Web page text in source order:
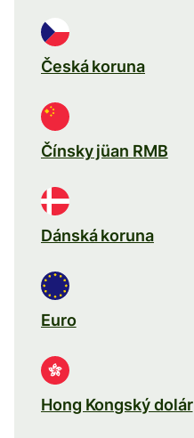
Česká koruna
Čínsky jüan RMB
Dánská koruna
Euro
Hong Kongský dolár